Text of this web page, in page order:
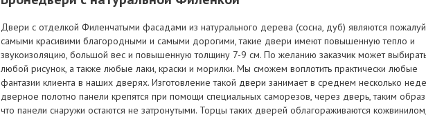
Двери с отделкой Филенчатыми фасадами из натурального дерева (сосна, дуб) являются пожалуй
самыми красивими благородными и самыми дорогими, такие двери имеют повышенную тепло и
звукоизоляцию, большой вес и повышенную толщину 7-9 см. По желанию заказчик может
любой рисунок, а также любые лаки, краски и морилки. Мы сможем воплотить практически любые
фантазии клиента в наших дверях. Изготовление такой двери занимает в среднем несколько
дверное полотно панели крепятся при помощи специальных саморезов, через дверь, таким
что панели снаружи остаются не затронутыми. Торцы таких дверей облагораживаются кожвинилом,